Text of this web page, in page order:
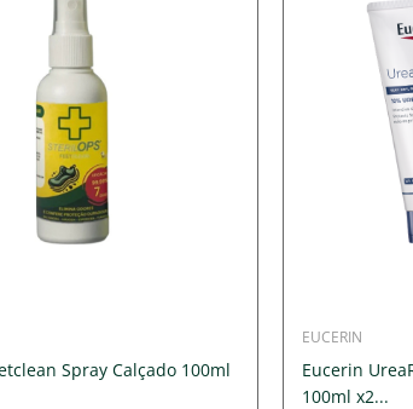
Spray Calçado 100ml
EUCERIN
Eucerin
100ml x2...